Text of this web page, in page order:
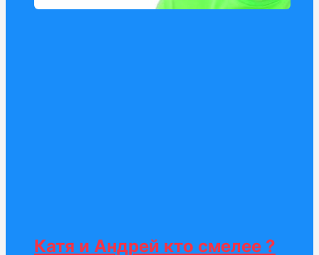
Катя и Андрей кто смелее ?